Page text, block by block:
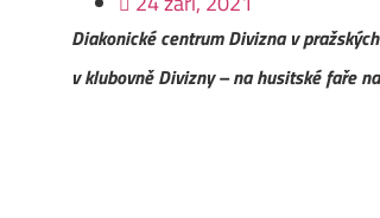
Diakonické centrum Divizna v
v klubovně Divizny – na husitské faře